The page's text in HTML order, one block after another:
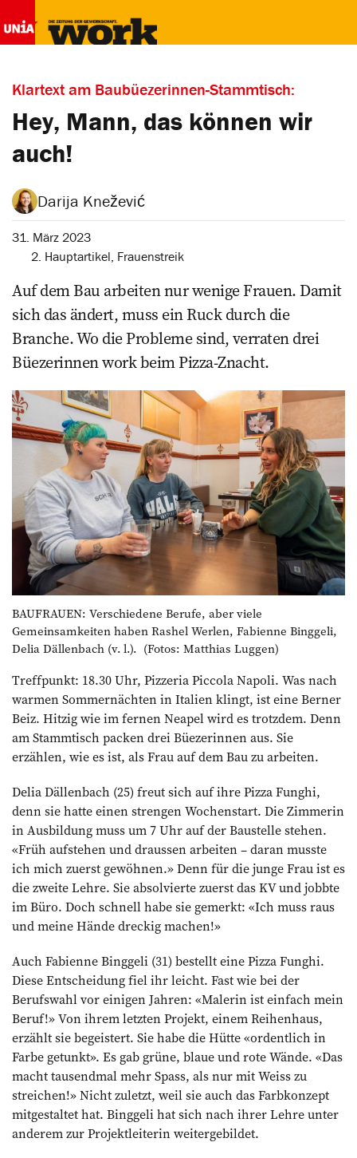
Klartext am Baubüezerinnen-Stammtisch:
Hey, Mann, das können wir
auch!
Darija Knežević
31. März 2023
2. Hauptartikel, Frauenstreik
Auf dem Bau arbeiten nur wenige Frauen. Damit
sich das ändert, muss ein Ruck durch die
Branche. Wo die Probleme sind, verraten drei
Büezerinnen work beim Pizza-Znacht.
BAUFRAUEN: Verschiedene Berufe, aber viele
Gemeinsamkeiten haben Rashel Werlen, Fabienne Binggeli,
Delia Dällenbach (v. l.). (Fotos: Matthias Luggen)
Treffpunkt: 18.30 Uhr, Pizzeria Piccola Napoli. Was nach
warmen Sommernächten in Italien klingt, ist eine Berner
Beiz. Hitzig wie im fernen Neapel wird es trotzdem. Denn
am Stammtisch packen drei Büezerinnen aus. Sie
erzählen, wie es ist, als Frau auf dem Bau zu arbeiten.
Delia Dällenbach (25) freut sich auf ihre Pizza Funghi,
denn sie hatte einen strengen Wochenstart. Die Zimmerin
in Ausbildung muss um 7 Uhr auf der Baustelle stehen.
«Früh aufstehen und draussen arbeiten – daran musste
ich mich zuerst gewöhnen.» Denn für die junge Frau ist es
die zweite Lehre. Sie absolvierte zuerst das KV und jobbte
im Büro. Doch schnell habe sie gemerkt: «Ich muss raus
und meine Hände dreckig machen!»
Auch Fabienne Binggeli (31) bestellt eine Pizza Funghi.
Diese Entscheidung fiel ihr leicht. Fast wie bei der
Berufswahl vor einigen Jahren: «Malerin ist einfach mein
Beruf!» Von ihrem letzten Projekt, einem Reihenhaus,
erzählt sie begeistert. Sie habe die Hütte «ordentlich in
Farbe getunkt». Es gab grüne, blaue und rote Wände. «Das
macht tausendmal mehr Spass, als nur mit Weiss zu
streichen!» Nicht zuletzt, weil sie auch das Farbkonzept
mitgestaltet hat. Binggeli hat sich nach ihrer Lehre unter
anderem zur Projektleiterin weitergebildet.